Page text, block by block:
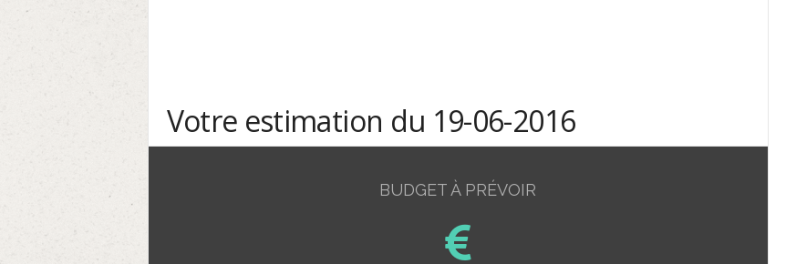
Votre estimation du 19-06-2016
BUDGET À PRÉVOIR